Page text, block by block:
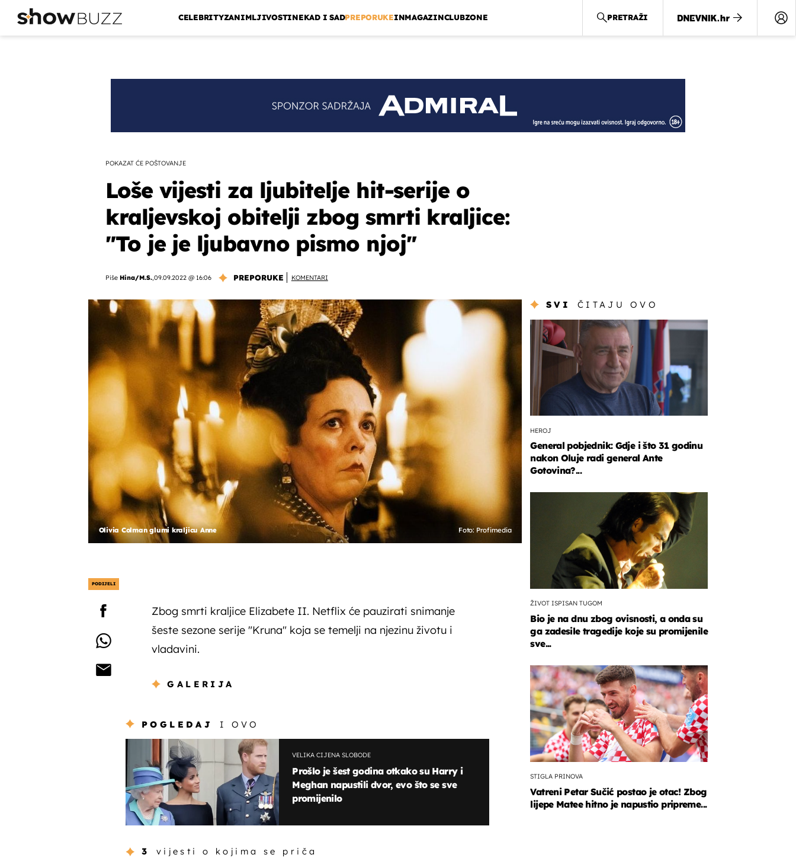
CELEBRITYZANIMLJIVOSTINEKAD I SADPREPORUKEINMAGAZINCLUBZONE PRETRAŽI
POKAZAT ĆE POŠTOVANJE
Loše vijesti za ljubitelje hit-serije o
kraljevskoj obitelji zbog smrti kraljice:
"To je je ljubavno pismo njoj"
Piše Hina/M.S.,09.09.2022 @ 16:06 PREPORUKE KOMENTARI
Olivia Colman glumi kraljicu Anne Foto: Profimedia
PODIJELI
Zbog smrti kraljice Elizabete II. Netflix će pauzirati snimanje
šeste sezone serije "Kruna" koja se temelji na njezinu životu i
vladavini.
GALERIJA
POGLEDAJ I OVO
VELIKA CIJENA SLOBODE
Prošlo je šest godina otkako su Harry i
Meghan napustili dvor, evo što se sve
promijenilo
3 vijesti o kojima se priča
SVI ČITAJU OVO
HEROJ
General pobjednik: Gdje i što 31 godinu
nakon Oluje radi general Ante
Gotovina?...
ŽIVOT ISPISAN TUGOM
Bio je na dnu zbog ovisnosti, a onda su
ga zadesile tragedije koje su promijenile
sve...
STIGLA PRINOVA
Vatreni Petar Sučić postao je otac! Zbog
lijepe Matee hitno je napustio pripreme...